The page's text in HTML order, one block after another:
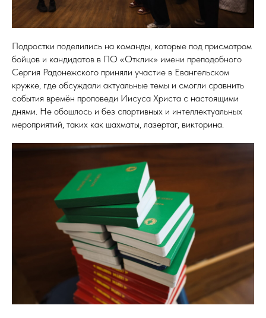
Подростки поделились на команды, которые под присмотром
бойцов и кандидатов в ПО «Отклик» имени преподобного
Сергия Радонежского приняли участие в Евангельском
кружке, где обсуждали актуальные темы и смогли сравнить
события времён проповеди Иисуса Христа с настоящими
днями. Не обошлось и без спортивных и интеллектуальных
мероприятий, таких как шахматы, лазертаг, викторина.